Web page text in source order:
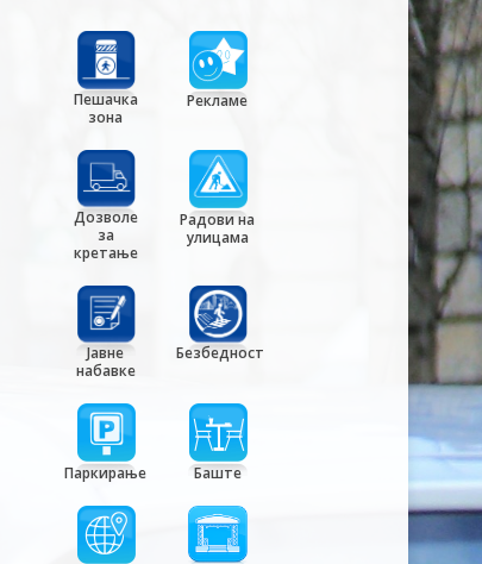
Пешачка
зона
Рекламе
Дозволе
за
кретање
Радови на
улицама
Јавне
набавке
Безбедност
Паркирање Баште